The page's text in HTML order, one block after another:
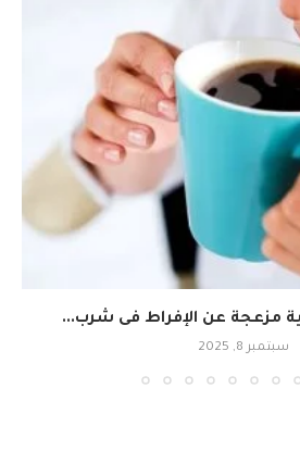
سبتمبر 8, 2025